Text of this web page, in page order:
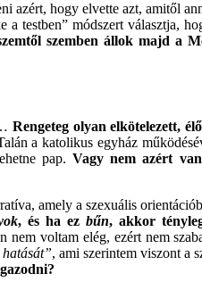
azért, hogy elvette azt, amitől
a testben” módszert választja,
szemben állok majd a
Rengeteg olyan elkötelezett,
a katolikus egyház
pap.Vagy nem azért
amely a szexuális
, és ha ez bűn, akkor
nem voltam elég, ezért nem
hatását”, ami szerintem viszont a